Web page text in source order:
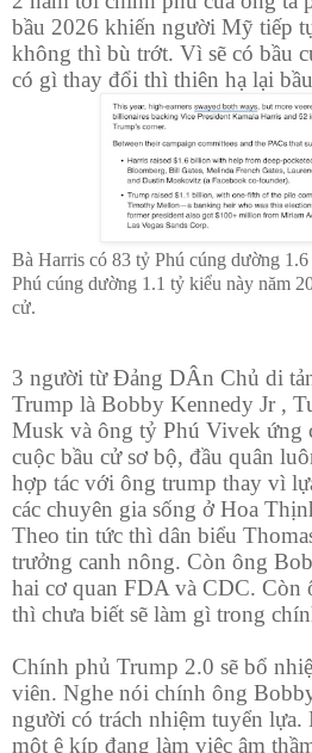
bầu 2026 khiến người Mỹ tiếp
không thì bù trớt. Vì sẽ có bầu
có gì thay đổi thì thiên hạ lại
Bà Harris có 83 tỷ Phú cúng dường
Phú cúng dường 1.1 tỷ kiểu này năm
cử.
3 người từ Đảng DÂn Chủ di
Trump là Bobby Kennedy Jr ,
Musk và ông tỷ Phú Vivek ứng
cuộc bầu cử sơ bộ, đầu quân
hợp tác với ông trump thay vì
các chuyên gia sống ở Hoa
Theo tin tức thì dân biểu
trưởng canh nông. Còn ông
hai cơ quan FDA và CDC. Còn
thì chưa biết sẽ làm gì trong
Chính phủ Trump 2.0 sẽ bổ
viên. Nghe nói chính ông
người có trách nhiệm tuyển lựa.
một ê kíp đang làm việc âm